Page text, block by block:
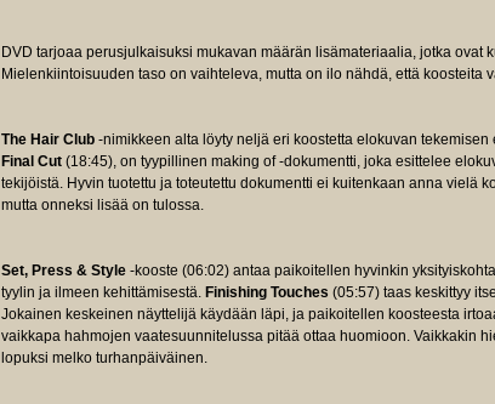
DVD tarjoaa perusjulkaisuksi mukavan määrän lisämateriaalia, jotka ovat
Mielenkiintoisuuden taso on vaihteleva, mutta on ilo nähdä, että koosteita
The Hair Club -nimikkeen alta löyty neljä eri koostetta elokuvan
Final Cut (18:45), on tyypillinen making of -dokumentti, joka esittelee
tekijöistä. Hyvin tuotettu ja toteutettu dokumentti ei kuitenkaan anna vielä
mutta onneksi lisää on tulossa.
Set, Press & Style -kooste (06:02) antaa paikoitellen hyvinkin
tyylin ja ilmeen kehittämisestä. Finishing Touches (05:57) taas keskittyy
Jokainen keskeinen näyttelijä käydään läpi, ja paikoitellen koosteesta
vaikkapa hahmojen vaatesuunnitelussa pitää ottaa huomioon. Vaikkakin
lopuksi melko turhanpäiväinen.